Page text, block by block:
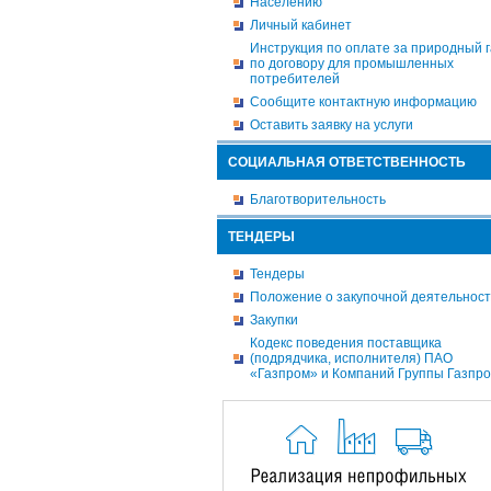
Личный кабинет
Инструкция по оплате за природный
по договору для промышленных
потребителей
Сообщите контактную информацию
Оставить заявку на услуги
СОЦИАЛЬНАЯ ОТВЕТСТВЕННОСТЬ
Благотворительность
ТЕНДЕРЫ
Тендеры
Положение о закупочной
Закупки
Кодекс поведения поставщика
(подрядчика, исполнителя) ПАО
«Газпром» и Компаний Группы